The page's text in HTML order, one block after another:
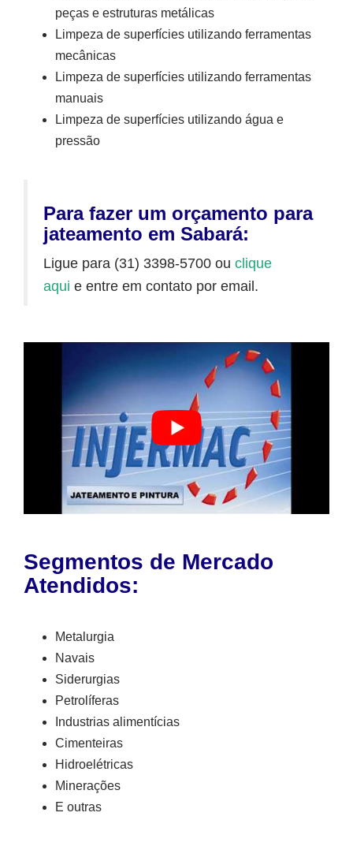
peças e estruturas metálicas
Limpeza de superfícies utilizando ferramentas
mecânicas
Limpeza de superfícies utilizando ferramentas
manuais
Limpeza de superfícies utilizando água e
pressão
Para fazer um orçamento para
jateamento em Sabará:
Ligue para (31) 3398-5700 ou clique
aqui e entre em contato por email.
Segmentos de Mercado
Atendidos:
Metalurgia
Navais
Siderurgias
Petrolíferas
Industrias alimentícias
Cimenteiras
Hidroelétricas
Minerações
E outras